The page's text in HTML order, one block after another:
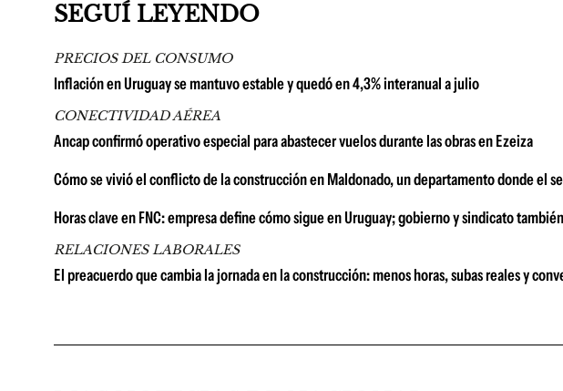
SEGUÍ LEYENDO
PRECIOS DEL CONSUMO
Inflación en Uruguay se mantuvo estable y quedó en 4,3% interanual a julio
CONECTIVIDAD AÉREA
Ancap confirmó operativo especial para abastecer vuelos durante las obras en Ezeiza
Cómo se vivió el conflicto de la construcción en Maldonado, un departamento donde el
Horas clave en FNC: empresa define cómo sigue en Uruguay; gobierno y sindicato
RELACIONES LABORALES
El preacuerdo que cambia la jornada en la construcción: menos horas, subas reales y